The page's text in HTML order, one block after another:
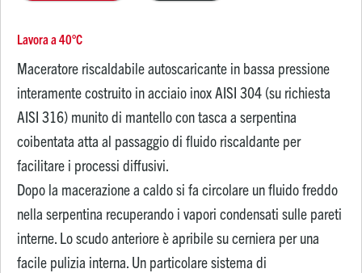
Lavora a 40°C
Maceratore riscaldabile autoscaricante in bassa pressione
interamente costruito in acciaio inox AISI 304 (su richiesta
AISI 316) munito di mantello con tasca a serpentina
coibentata atta al passaggio di fluido riscaldante per
facilitare i processi diffusivi.
Dopo la macerazione a caldo si fa circolare un fluido freddo
nella serpentina recuperando i vapori condensati sulle pareti
interne. Lo scudo anteriore è apribile su cerniera per una
facile pulizia interna. Un particolare sistema di